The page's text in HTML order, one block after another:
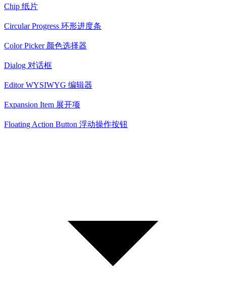
Chip 纸片
Circular Progress 环形进度条
Color Picker 颜色选择器
Dialog 对话框
Editor WYSIWYG 编辑器
Expansion Item 展开项
Floating Action Button 浮动操作按钮